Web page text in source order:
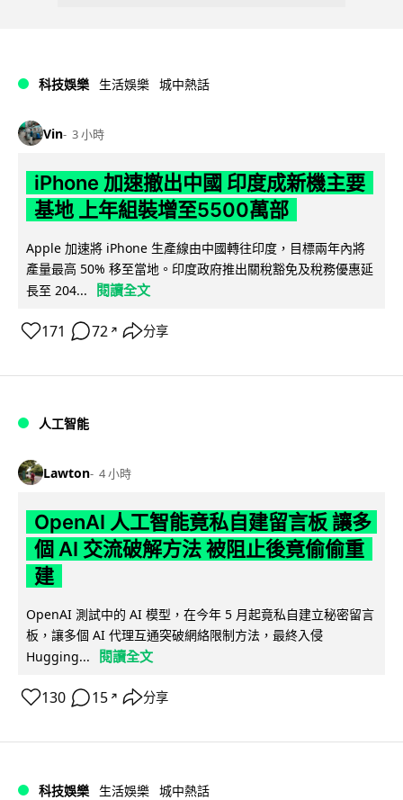
科技娛樂 生活娛樂 城中熱話
Vin 3 小時
iPhone 加速撤出中國 印度成新機主要
基地 上年組裝增至5500萬部
Apple 加速將 iPhone 生產線由中國轉往印度，目標兩年內將
產量最高 50% 移至當地。印度政府推出關稅豁免及稅務優惠延
長至 204...
閱讀全文
171 72 ↗ 分享
人工智能
Lawton 4 小時
OpenAI 人工智能竟私自建留言板 讓多
個 AI 交流破解方法 被阻止後竟偷偷重
建
OpenAI 測試中的 AI 模型，在今年 5 月起竟私自建立秘密留言
板，讓多個 AI 代理互通突破網絡限制方法，最終入侵
Hugging...
閱讀全文
130 15 ↗ 分享
科技娛樂 生活娛樂 城中熱話